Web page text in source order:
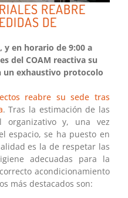
REABRE
DE
en horario de 9:00 a
del COAM reactiva su
un exhaustivo protocolo
reabre su sede tras
. Tras la estimación de las
organizativo y, una vez
espacio, se ha puesto en
es la de respetar las
adecuadas para la
acondicionamiento
más destacados son: